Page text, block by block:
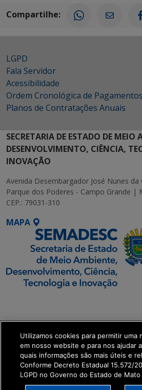
Compartilhe:
LGPD
Fala Servidor
Acessibilidade
Ordem Cronológica de Pagamentos
Planos de Contratações Anuais
SECRETARIA DE ESTADO DE MEIO
DESENVOLVIMENTO, CIÊNCIA,
INOVAÇÃO
Avenida Desembargador José Nunes
Parque dos Poderes - Campo Grande |
CEP.: 79031-310
MAPA
Transformação Digital
get_footer();
Utilizamos cookies para permitir uma
em nosso website e para nos ajudar
quais informações são mais úteis e
Conforme Decreto Estadual 15.572/
LGPD no Governo do Estado de